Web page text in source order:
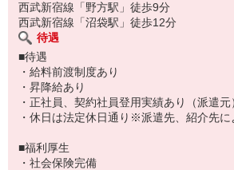
西武新宿線「野方駅」徒歩9分
西武新宿線「沼袋駅」徒歩12分
待遇
■待遇
・給料前渡制度あり
・昇降給あり
・正社員、契約社員登用実績あり（派遣元
・休日は法定休日通り※派遣先、紹介先に
■福利厚生
・社会保険完備